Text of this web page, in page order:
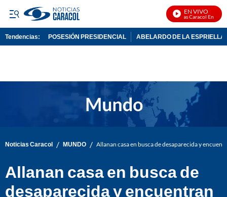
EN VIVO
Noticias Caracol En Vivo
Tendencias: POSESIÓN PRESIDENCIAL ABELARDO DE LA ESPRIELLA
Noticias Caracol / MUNDO / Allanan casa en busca de desaparecida y
Allanan casa en busca de
desaparecida y encuentran